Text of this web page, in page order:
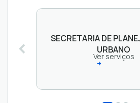
SECRETARIA DE
URBANO
Ver serviços